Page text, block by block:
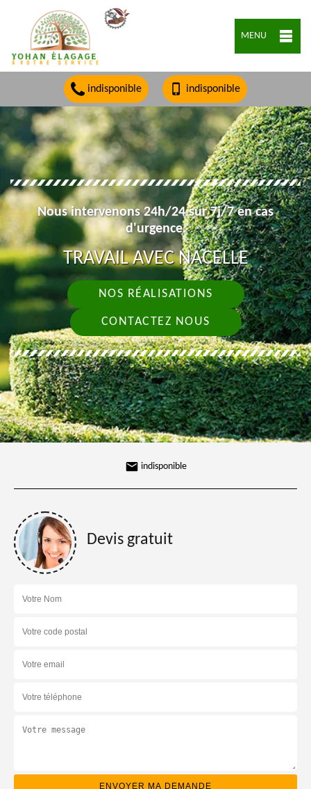
MENU
indisponible indisponible
Nous intervenons 24h/24 sur 7j/7 en cas
d'urgence.
TRAVAIL AVEC NACELLE
NOS RÉALISATIONS
CONTACTEZ NOUS
indisponible
Devis gratuit